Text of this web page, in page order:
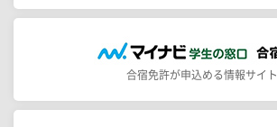
合宿免許が申込める情報サイト